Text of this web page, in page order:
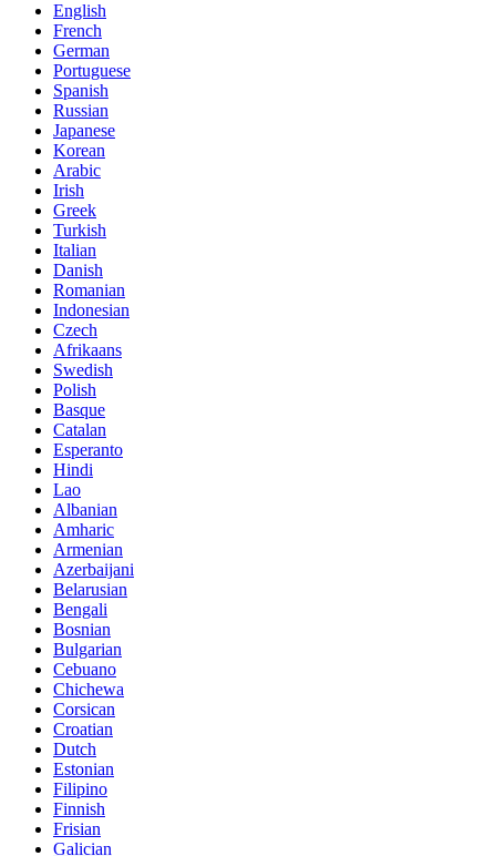
English
French
German
Portuguese
Spanish
Russian
Japanese
Korean
Arabic
Irish
Greek
Turkish
Italian
Danish
Romanian
Indonesian
Czech
Afrikaans
Swedish
Polish
Basque
Catalan
Esperanto
Hindi
Lao
Albanian
Amharic
Armenian
Azerbaijani
Belarusian
Bengali
Bosnian
Bulgarian
Cebuano
Chichewa
Corsican
Croatian
Dutch
Estonian
Filipino
Finnish
Frisian
Galician